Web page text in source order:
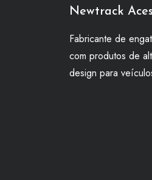
Newtrack
Fabricante de
com produtos de
design para